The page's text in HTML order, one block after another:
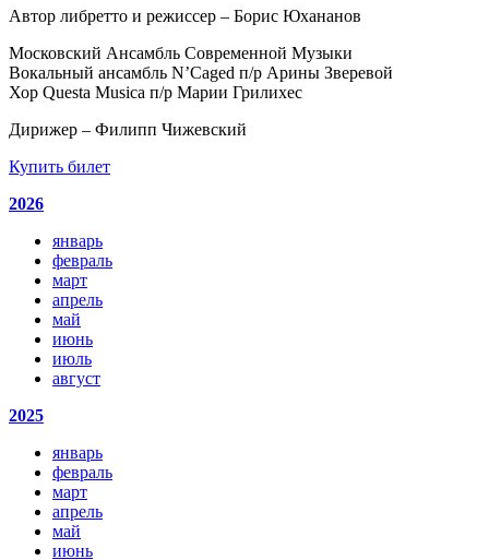
Автор либретто и режиссер – Борис Юхананов
Московский Ансамбль Современной Музыки
Вокальный ансамбль N’Caged п/р Арины Зверевой
Хор Questa Musica п/р Марии Грилихес
Дирижер – Филипп Чижевский
Купить билет
2026
январь
февраль
март
апрель
май
июнь
июль
август
2025
январь
февраль
март
апрель
май
июнь